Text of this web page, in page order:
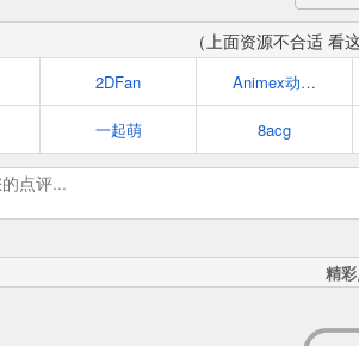
（上面资源不合适 看
2DFan Animex动漫社
一起萌 8acg
精